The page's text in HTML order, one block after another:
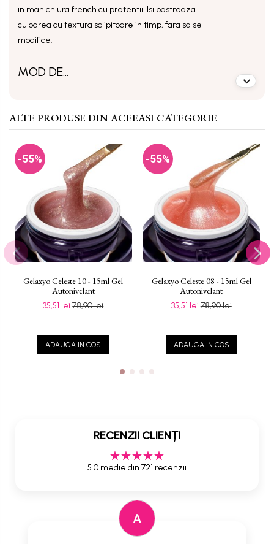
in manichiura french cu pretentii! Isi pastreaza
culoarea cu textura sclipitoare in timp, fara sa se
modifice.
MOD DE...
ALTE PRODUSE DIN ACEEASI CATEGORIE
-55%
Gelaxyo Celeste 10 - 15ml Gel
Autonivelant
35,51 lei78,90 lei
ADAUGA IN COS
-55%
Gelaxyo Celeste 08 - 15ml Gel
Autonivelant
35,51 lei78,90 lei
ADAUGA IN COS
RECENZII CLIENȚI
5.0 medie din 721 recenzii
A